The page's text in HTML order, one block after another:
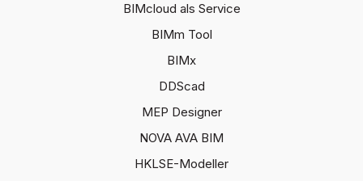
BIMcloud als Service
BIMm Tool
BIMx
DDScad
MEP Designer
NOVA AVA BIM
HKLSE-Modeller